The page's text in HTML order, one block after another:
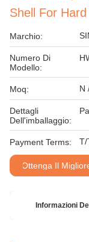
Shell For
Marchio:
Numero Di
Modello:
Moq: N
Dettagli
Dell'imballaggio:
Payment Terms: T/
Ottenga Il
Informazioni